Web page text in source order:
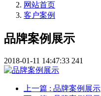
网站首页
客户案例
品牌案例展示
2018-01-11 14:47:33 241
上一篇 : 品牌案例展示